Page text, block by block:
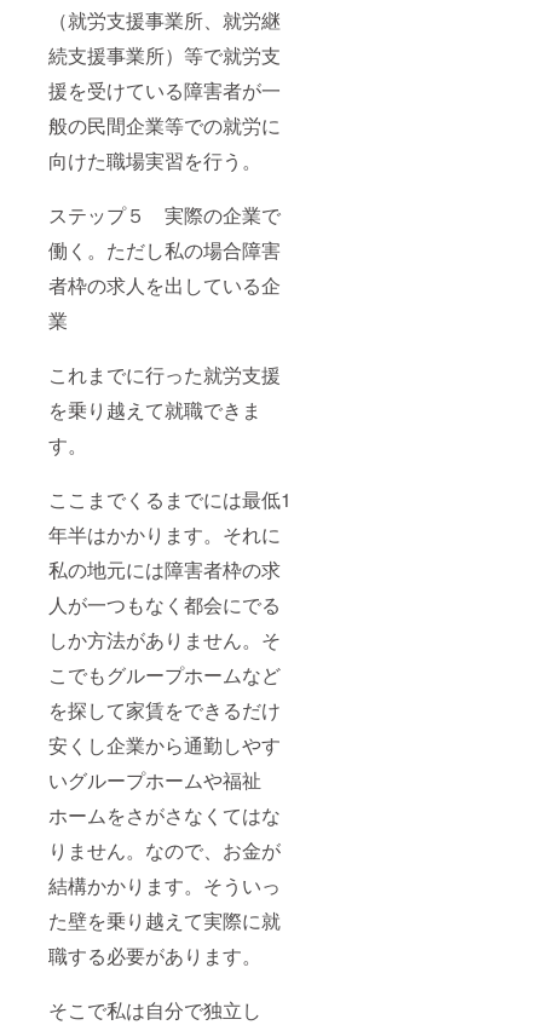
（就労支援事業所、就労継
続支援事業所）等で就労支
援を受けている障害者が一
般の民間企業等での就労に
向けた職場実習を行う。
ステップ５ 実際の企業で
働く。ただし私の場合障害
者枠の求人を出している企
業
これまでに行った就労支援
を乗り越えて就職できま
す。
ここまでくるまでには最低1
年半はかかります。それに
私の地元には障害者枠の求
人が一つもなく都会にでる
しか方法がありません。そ
こでもグループホームなど
を探して家賃をできるだけ
安くし企業から通勤しやす
いグループホームや福祉
ホームをさがさなくてはな
りません。なので、お金が
結構かかります。そういっ
た壁を乗り越えて実際に就
職する必要があります。
そこで私は自分で独立し